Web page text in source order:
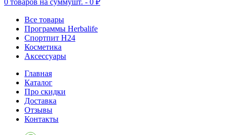
0 товаров на суммушт. - 0 ₽
Все товары
Программы Herbalife
Спортпит H24
Косметика
Аксессуары
Главная
Каталог
Про скидки
Доставка
Отзывы
Контакты